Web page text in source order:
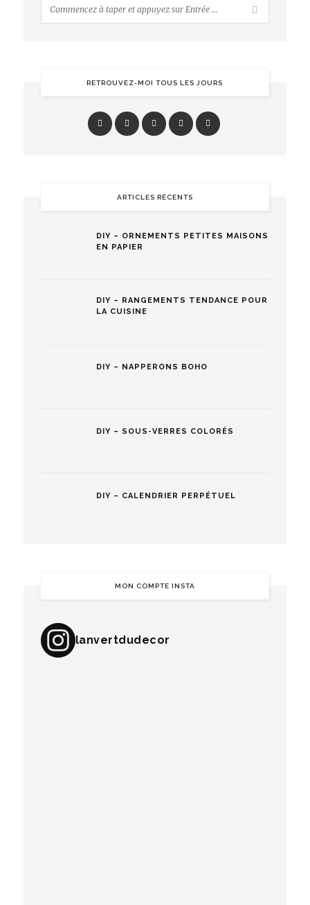
RETROUVEZ-MOI TOUS LES JOURS
ARTICLES RÉCENTS
DIY – ORNEMENTS PETITES MAISONS
EN PAPIER
DIY – RANGEMENTS TENDANCE POUR
LA CUISINE
DIY – NAPPERONS BOHO
DIY – SOUS-VERRES COLORÉS
DIY – CALENDRIER PERPÉTUEL
MON COMPTE INSTA
lanvertdudecor